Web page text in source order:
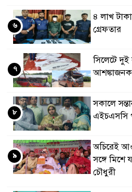
৪ লাখ
গ্রেফতার
৬
সিলেটে দুই
৭
সকালে
এইচএসসি
৮
অচিরেই
সঙ্গে মিশে
চৌধুরী
৯